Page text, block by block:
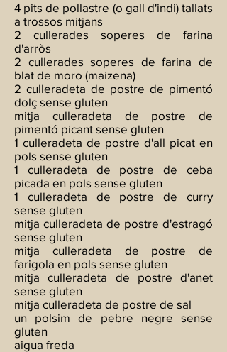
4 pits de pollastre (o gall d'indi) tallats
a trossos mitjans
2 cullerades soperes de farina
d'arròs
2 cullerades soperes de farina de
blat de moro (maizena)
2 culleradeta de postre de pimentó
dolç sense gluten
mitja culleradeta de postre de
pimentó picant sense gluten
1 culleradeta de postre d'all picat en
pols sense gluten
1 culleradeta de postre de ceba
picada en pols sense gluten
1 culleradeta de postre de curry
sense gluten
mitja culleradeta de postre d'estragó
sense gluten
mitja culleradeta de postre de
farigola en pols sense gluten
mitja culleradeta de postre d'anet
sense gluten
mitja culleradeta de postre de sal
un polsim de pebre negre sense
gluten
aigua freda